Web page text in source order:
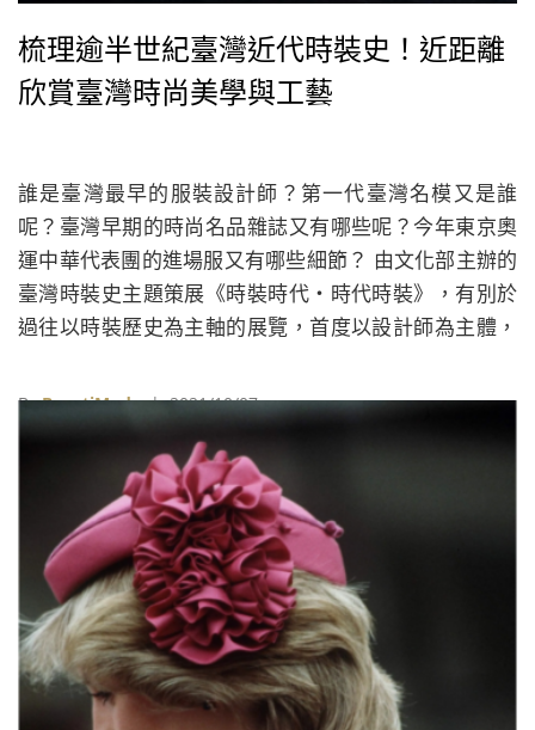
梳理逾半世紀臺灣近代時裝史！近距離
欣賞臺灣時尚美學與工藝
誰是臺灣最早的服裝設計師？第一代臺灣名模又是誰
呢？臺灣早期的時尚名品雜誌又有哪些呢？今年東京奧
運中華代表團的進場服又有哪些細節？ 由文化部主辦的
臺灣時裝史主題策展《時裝時代・時代時裝》，有別於
過往以時裝歷史為主軸的展覽，首度以設計師為主體，
氛圍的展場實境、照片故事及知名臺灣品牌時裝設計師
的原件作品，帶領觀眾穿越臺灣的時裝記憶。
ByBeautiMode| 2021/10/07